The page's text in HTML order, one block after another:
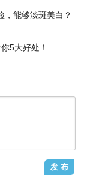
，能够淡斑美白？
5大好处！